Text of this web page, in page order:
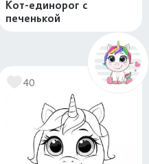
Кот-единорог с
печенькой
40